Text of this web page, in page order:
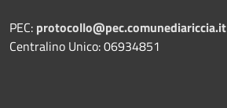
PEC: protocollo@pec.comunediariccia.it
Centralino Unico: 06934851